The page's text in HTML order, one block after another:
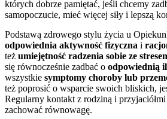
których dobrze pamiętać, jeśli chcemy
samopoczucie, mieć więcej siły i lepszą
Podstawą zdrowego stylu życia u
odpowiednia aktywność fizyczna i
też umiejętność radzenia sobie ze
się równocześnie zadbać o odpowiednią
wszystkie symptomy choroby lub
też poprosić o wsparcie swoich bliskich,
Regularny kontakt z rodziną i
zachować równowagę.